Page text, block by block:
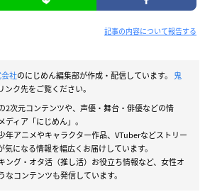
記事の内容について報告する
社のにじめん編集部が作成・配信しています。 鬼
ンク先をご覧ください。
2次元コンテンツや、声優・舞台・俳優などの情
ィア「にじめん」。
年アニメやキャラクター作品、VTuberなどストリー
になる情報を幅広くお届けしています。
ング・オタ活（推し活）お役立ち情報など、女性オ
コンテンツも発信しています。